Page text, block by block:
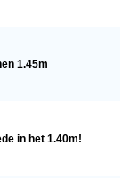
1.45m
in het 1.40m!